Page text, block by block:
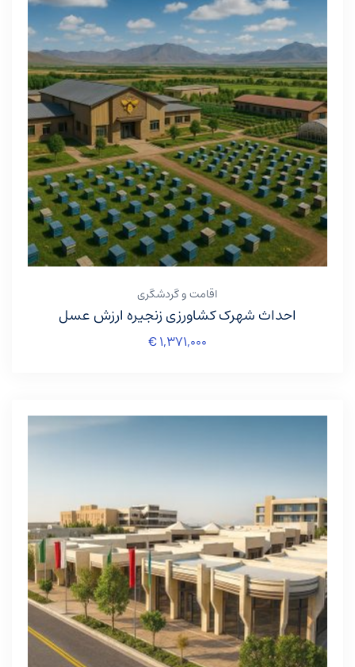
اقامت و گردشگری
احداث شهرک کشاورزی زنجیره ارزش عسل
€۱,۳۷۱,۰۰۰